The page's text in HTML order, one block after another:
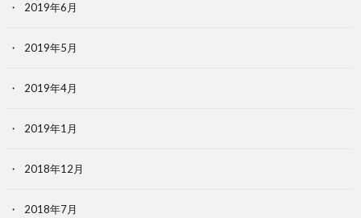
2019年6月
2019年5月
2019年4月
2019年1月
2018年12月
2018年7月